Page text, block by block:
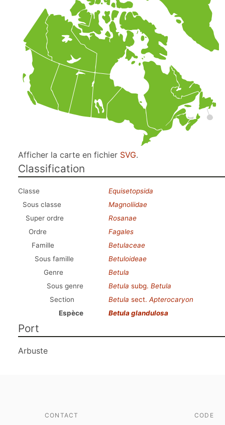
Afficher la carte en fichier SVG.
Classification
Classe
Equisetopsida
Sous classe
Magnoliidae
Super ordre
Rosanae
Ordre
Fagales
Famille
Betulaceae
Sous famille
Betuloideae
Genre
Betula
Sous genre
Betula subg. Betula
Section
Betula sect. Apterocaryon
Espèce
Betula glandulosa
Port
Arbuste
CONTACT CODE